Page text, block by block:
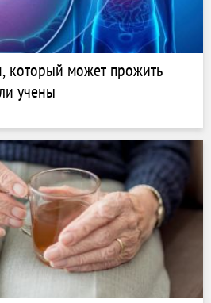
который может прожить
учены